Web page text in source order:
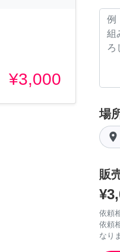
¥3,000
場
room
販
依頼
依頼
なり